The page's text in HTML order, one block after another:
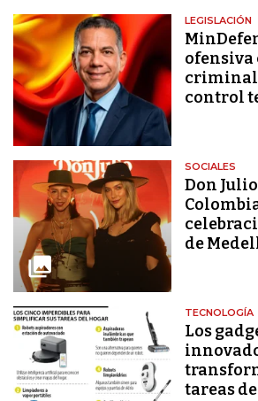
LEGISLACIÓN
ofensiva
control
SOCIALES
Don
de
TECNOLOGÍA
Los
tareas